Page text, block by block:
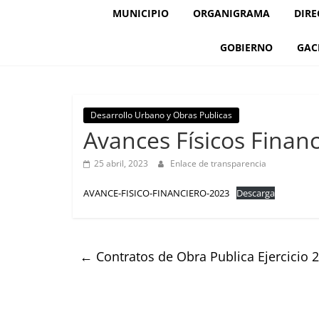
MUNICIPIO ORGANIGRAMA
GOBIERNO
Desarrollo Urbano y Obras Publicas
Avances Físicos
25 abril, 2023 Enlace de transparencia
AVANCE-FISICO-FINANCIERO-2023 Descarga
← Contratos de Obra Publica Ejercicio